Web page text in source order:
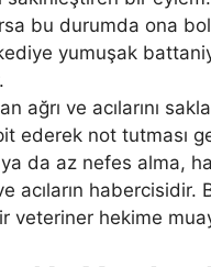
bu durumda ona
yumuşak
ağrı ve acılarını
ederek not tutması
ya da az nefes alma,
acıların
veteriner hekime